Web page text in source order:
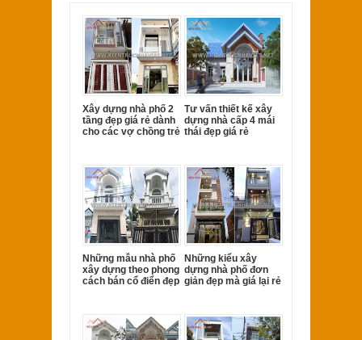
Xây dựng nhà phố 2
tầng đẹp giá rẻ dành
cho các vợ chồng trẻ
Tư vấn thiết kế xây
dựng nhà cấp 4 mái
thái đẹp giá rẻ
Những mẫu nhà phố
xây dựng theo phong
cách bán cổ điển đẹp
Những kiểu xây
dựng nhà phố đơn
giản đẹp mà giá lại rẻ